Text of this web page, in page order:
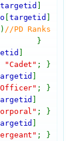
[targetid
targetid
) //PD Ranks
{
"Cadet" ; }
; }
; }
; }